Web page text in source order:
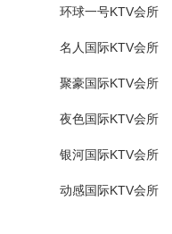
环球一号KTV会所
名人国际KTV会所
聚豪国际KTV会所
夜色国际KTV会所
银河国际KTV会所
动感国际KTV会所